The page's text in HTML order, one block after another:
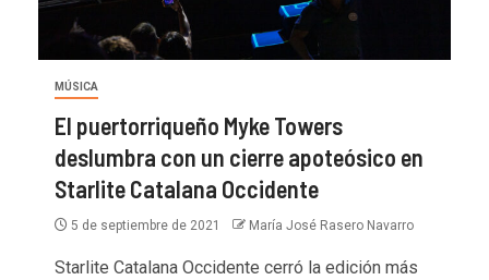
MÚSICA
El puertorriqueño Myke Towers
deslumbra con un cierre apoteósico en
Starlite Catalana Occidente
5 de septiembre de 2021 María José Rasero Navarro
Starlite Catalana Occidente cerró la edición más